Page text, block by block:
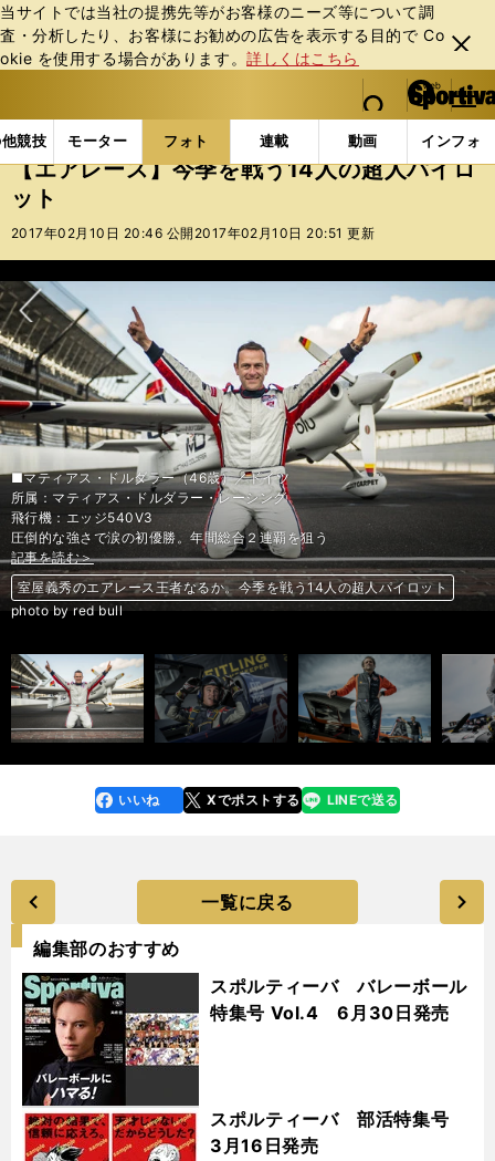
当サイトでは当社の提携先等がお客様のニーズ等について調
査・分析したり、お客様にお勧めの広告を表⽰する⽬的で Co
okie を使⽤する場合があります。詳しくはこちら
閉じ
る
web Sportiva (webスポルティーバ)
検索
マイペ
ー
ジ
メニュ
競技 モーター フォト 連載 動画 インフォ
b
ス
ポ
ル
バ
フォトギャラリー コラムフォト 【エアレース】今
【エアレース】今季を戦う14人の超人パイロ
ット
2017年02月10日 20:46 公開 2017年02月10日 20:51 更新
次へ
■マティアス・ドルダラー（46歳）／ドイツ
所属：マティアス・ドルダラー・レーシング
飛行機：エッジ540V3
圧倒的な強さで涙の初優勝。年間総合２連覇を狙う
記事を読む＞
室屋義秀のエアレース王者なるか。今季を戦う14人の超人パイロット
photo by red bull
記事を読む＞
室屋義秀のエアレース王者なるか。今季を戦う14人の超人パイロット
記事を読む＞
室屋義秀のエアレース王者なるか。今季を戦う14人の超人パイロット
記事を読む＞
室屋義秀のエアレース王者なるか。今季を戦う14人の超人パイロット
記事を読む＞
室屋義秀のエアレース王者なるか。今季を戦う14人の超人パイロット
記事を読む＞
室屋義秀のエアレース王者なるか。今季を戦う14人の超人パイロット
記事を読む＞
室屋義秀のエアレース王者なるか。今季を戦う14人の超人パイロット
記事を読む＞
室屋義秀のエアレース王者なるか。今季を戦う14人の超人パイロット
記事を読む＞
室屋義秀のエアレース王者なるか。今季を戦う14人の超人パイロット
記事を読む＞
室屋義秀のエアレース王者なるか。今季を戦う14人の超人パイロット
記事を読む＞
室屋義秀のエアレース王者なるか。今季を戦う14人の超人パイロット
記事を読む＞
室屋義秀のエアレース王者なるか。今季を戦う14人の超人パイロット
記事を読む＞
室屋義秀のエアレース王者なるか。今季を戦う14人の超人パイロット
記事を読む＞
室屋義秀のエアレース王者なるか。今季を戦う14人の超人パイロット
前へ
faceboo
k
いいね Xでポストする
line LINEで送る
一覧に戻る
編集部のおすすめ
スポルティーバ バレーボール
特集号 Vol.4 6月30日発売
スポルティーバ 部活特集号
3月16日発売